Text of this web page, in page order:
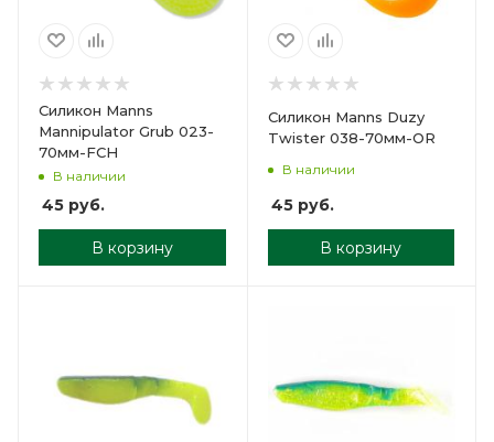
Силикон Manns
Mannipulator Grub 023-
70мм-FCH
В наличии
45 руб.
В корзину
Силикон Manns Duzy
Twister 038-70мм-OR
В наличии
45руб.
В корзину